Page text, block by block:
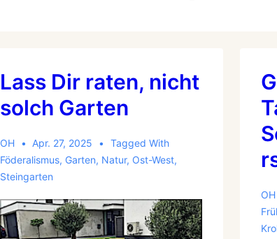
Lass Dir raten, nicht
solch Garten
OH Apr. 27, 2025
Tagged With
Föderalismus, Garten, Natur, Ost-West,
Steingarten
OH